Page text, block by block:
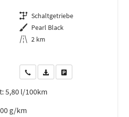
Getriebe Schaltgetriebe
Außenfarbe Pearl Black
Kilometerstand 2 km
Wir rufen Sie anPDF-Datei, Fahrzeugexposé
5,80 l/100km
g/km